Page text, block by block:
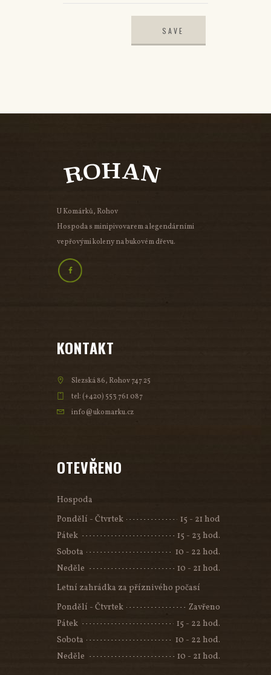
SAVE
U Komárků, Rohov
Hospoda s minipivovarem a legendárními
vepřovými koleny na bukovém dřevu.
KONTAKT
Slezská 86, Rohov 747 25
tel: (+420) 553 761 087
info@ukomarku.cz
OTEVŘENO
Hospoda
Pondělí - Čtvrtek
15 - 21 hod
Pátek
15 - 23 hod.
Sobota
10 - 22 hod.
Neděle
10 - 21 hod.
Letní zahrádka za příznivého počasí
Pondělí - Čtvrtek
Zavřeno
Pátek
15 - 22 hod.
Sobota
10 - 22 hod.
Neděle
10 - 21 hod.